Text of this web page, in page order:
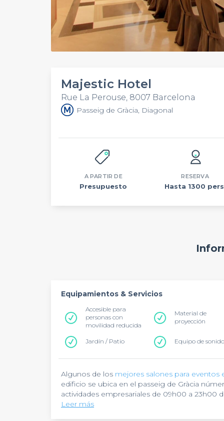
Majestic Hotel
Rue La Perouse, 8007 Barcelona
Passeig de Gràcia, Diagonal
A PARTIR DE
Presupuesto
RESERVA
Hasta 1300
Equipamientos & Servicios
Accesible para
personas con
movilidad reducida
Material de
proyección
Jardín / Patio Equipo de sonido
Algunos de los mejores salones para eventos
edificio se ubica en el passeig de Gràcia
actividades empresariales de 09h00 a 23h00
pueden variar dependiendo de las
Leer más